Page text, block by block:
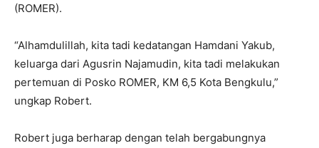
(ROMER).
“Alhamdulillah, kita tadi kedatangan Hamdani Yakub,
keluarga dari Agusrin Najamudin, kita tadi melakukan
pertemuan di Posko ROMER, KM 6,5 Kota Bengkulu,”
ungkap Robert.
Robert juga berharap dengan telah bergabungnya